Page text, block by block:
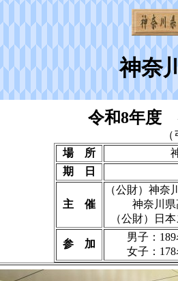
神奈
令和8年度
場 所
期 日
主 催
（公財）神
神奈川
（公財）日
参 加
男子：
女子：